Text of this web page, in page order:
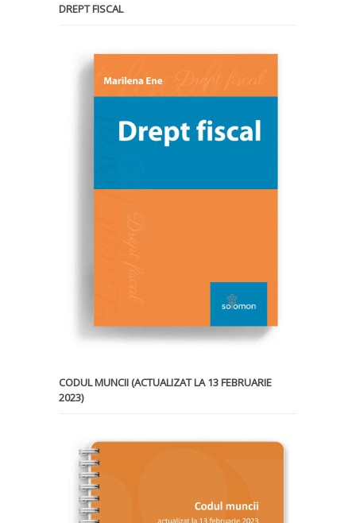
DREPT FISCAL
CODUL MUNCII (ACTUALIZAT LA 13 FEBRUARIE
2023)